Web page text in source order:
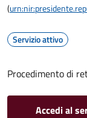
(
Servizio attivo
Procedimento di
Accedi al